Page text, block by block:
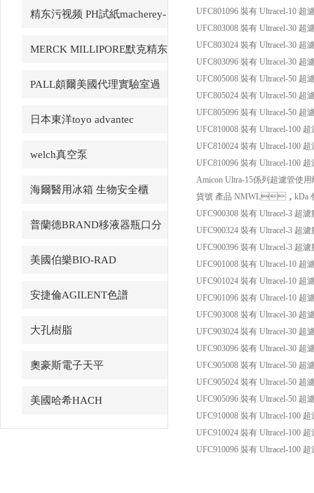
動泵LongerPump
精东污视频 PH試紙macherey-
MERCK MILLIPORE默克精东
视频网站產品
PALL頗爾美國代理實驗室過
濾產品
日本東洋toyo advantec
welch真空泵
海爾醫用冰箱 生物安全櫃
普蘭德BRAND移液器瓶口分
配器
美國伯樂BIO-RAD
安捷倫AGILENT色譜
大孔樹脂
奧豪斯電子天平
美國哈希HACH
UFC801096 裝有 Ultracel-10 超
UFC803008 裝有 Ultracel-30 超
UFC803024 裝有 Ultracel-30 超
UFC803096 裝有 Ultracel-30 超
UFC805008 裝有 Ultracel-50 超
UFC805024 裝有 Ultracel-50 超
UFC805096 裝有 Ultracel-50 超
UFC810008 裝有 Ultracel-100
UFC810024 裝有 Ultracel-100
UFC810096 裝有 Ultracel-100
Amicon Ultra-15係列超濾管使用
貨號 產品 NMWL，kDa
UFC900308 裝有 Ultracel-3 超
UFC900324 裝有 Ultracel-3 超
UFC900396 裝有 Ultracel-3 超
UFC901008 裝有 Ultracel-10 超
UFC901024 裝有 Ultracel-10 超
UFC901096 裝有 Ultracel-10 超
UFC903008 裝有 Ultracel-30 超
UFC903024 裝有 Ultracel-30 超
UFC903096 裝有 Ultracel-30 超
UFC905008 裝有 Ultracel-50 超
UFC905024 裝有 Ultracel-50 超
UFC905096 裝有 Ultracel-50 超
UFC910008 裝有 Ultracel-100
UFC910024 裝有 Ultracel-100
UFC910096 裝有 Ultracel-100